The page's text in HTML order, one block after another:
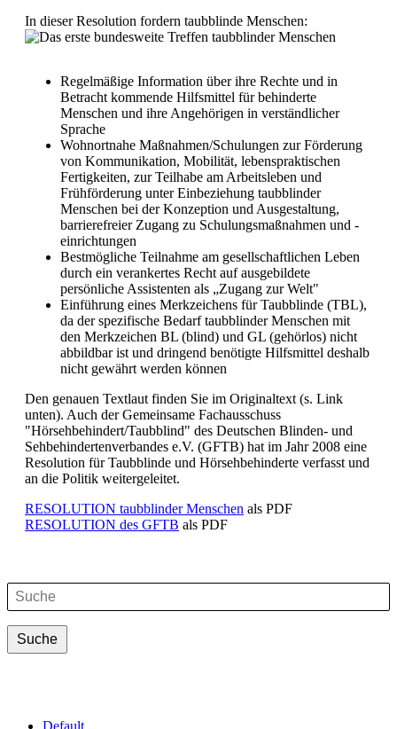
In dieser Resolution fordern taubblinde Menschen:
Regelmäßige Information über ihre Rechte und in
Betracht kommende Hilfsmittel für behinderte
Menschen und ihre Angehörigen in verständlicher
Sprache
Wohnortnahe Maßnahmen/Schulungen zur Förderung
von Kommunikation, Mobilität, lebenspraktischen
Fertigkeiten, zur Teilhabe am Arbeitsleben und
Frühförderung unter Einbeziehung taubblinder
Menschen bei der Konzeption und Ausgestaltung,
barrierefreier Zugang zu Schulungsmaßnahmen und -
einrichtungen
Bestmögliche Teilnahme am gesellschaftlichen Leben
durch ein verankertes Recht auf ausgebildete
persönliche Assistenten als „Zugang zur Welt"
Einführung eines Merkzeichens für Taubblinde (TBL),
da der spezifische Bedarf taubblinder Menschen mit
den Merkzeichen BL (blind) und GL (gehörlos) nicht
abbildbar ist und dringend benötigte Hilfsmittel deshalb
nicht gewährt werden können
Den genauen Textlaut finden Sie im Originaltext (s. Link
unten). Auch der Gemeinsame Fachausschuss
"Hörsehbehindert/Taubblind" des Deutschen Blinden- und
Sehbehindertenverbandes e.V. (GFTB) hat im Jahr 2008 eine
Resolution für Taubblinde und Hörsehbehinderte verfasst und
an die Politik weitergeleitet.
RESOLUTION taubblinder Menschen als PDF
RESOLUTION des GFTB als PDF
Suche
Suche
Default